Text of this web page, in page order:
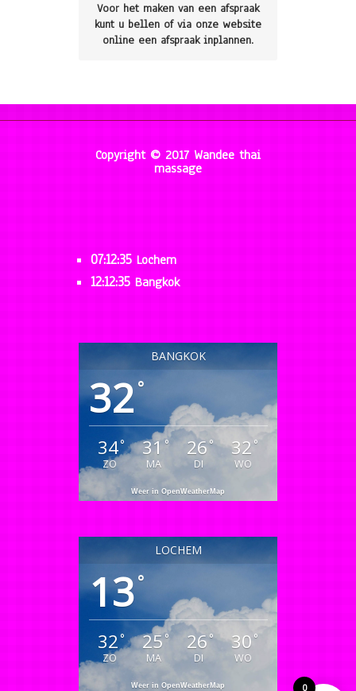
Voor het maken van een afspraak
kunt u bellen of via onze website
online een afspraak inplannen.
Copyright © 2017 Wandee thai
massage
07:12:35 Lochem
12:12:35 Bangkok
BANGKOK
32°
34°
ZO
31°
MA
26 °
DI
32 °
WO
Weer in OpenWeatherMap
LOCHEM
13°
32°
ZO
25°
MA
26 °
DI
30 °
WO
Weer in OpenWeatherMap 0